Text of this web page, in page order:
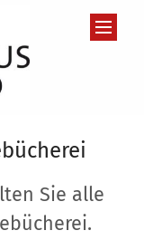
Sie alle